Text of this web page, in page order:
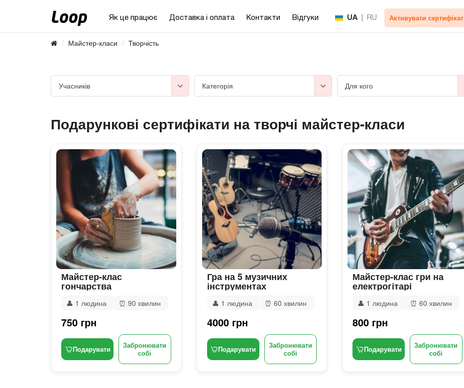
Як це працює Доставка і оплата Контакти Відгуки UA RU Активувати сертифікат
Майстер-класи Творчість
Учасників Категорія Для кого
Подарункові сертифікати на творчі майстер-класи
Майстер-клас
гончарства
👤 1 людина ⏰ 90 хвилин
750 грн
Подарувати
Забронювати
собі
Гра на 5 музичних
інструментах
👤 1 людина ⏰ 60 хвилин
4000 грн
Подарувати
Забронювати
собі
Майстер-клас гри на
електрогітарі
👤 1 людина ⏰ 60 хвилин
800 грн
Подарувати
Забронювати
собі